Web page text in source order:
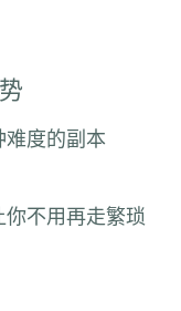
难度的副本
不用再走繁琐